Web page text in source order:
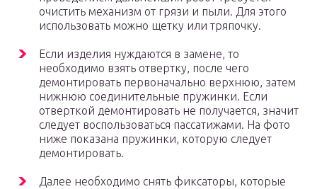
очистить механизм от грязи и пыли. Для этого
использовать можно щетку или тряпочку.
Если изделия нуждаются в замене, то
необходимо взять отвертку, после чего
демонтировать первоначально верхнюю, затем
нижнюю соединительные пружинки. Если
отверткой демонтировать не получается, значит
следует воспользоваться пассатижами. На фото
ниже показана пружинки, которую следует
демонтировать.
Далее необходимо снять фиксаторы, которые